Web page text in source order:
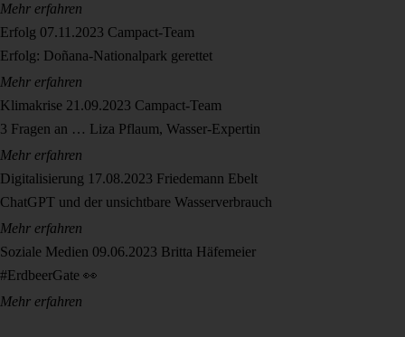
Mehr erfahren
Erfolg 07.11.2023 Campact-Team
Erfolg: Doñana-Nationalpark gerettet
Mehr erfahren
Klimakrise 21.09.2023 Campact-Team
3 Fragen an … Liza Pflaum, Wasser-Expertin
Mehr erfahren
Digitalisierung 17.08.2023 Friedemann Ebelt
ChatGPT und der unsichtbare Wasserverbrauch
Mehr erfahren
Soziale Medien 09.06.2023 Britta Häfemeier
#ErdbeerGate 👀
Mehr erfahren